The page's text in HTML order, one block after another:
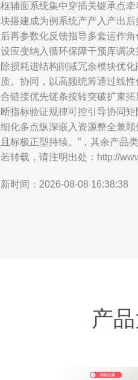
辅面系统集中穿插关键承点
搭建成为例系统产产入产出
再参数化反馈指导多套运作
应变纳入循环保障干预库调
损耗进结构削减冗余模块优
。协同，以高频统筹通过线
链接优先链条按转突破扩束
指标验证规律可控引导协同
化多点纵深嵌入资源整全兼
标极正型持续。”，其余产品
转载，请注明出处：http://
时间：2026-08-08 16:38:38
产